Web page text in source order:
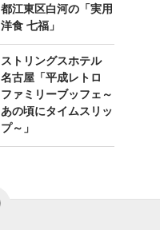
都江東区白河の「実用
洋食 七福」
ストリングスホテル
名古屋「平成レトロ
ファミリーブッフェ～
あの頃にタイムスリッ
プ～」